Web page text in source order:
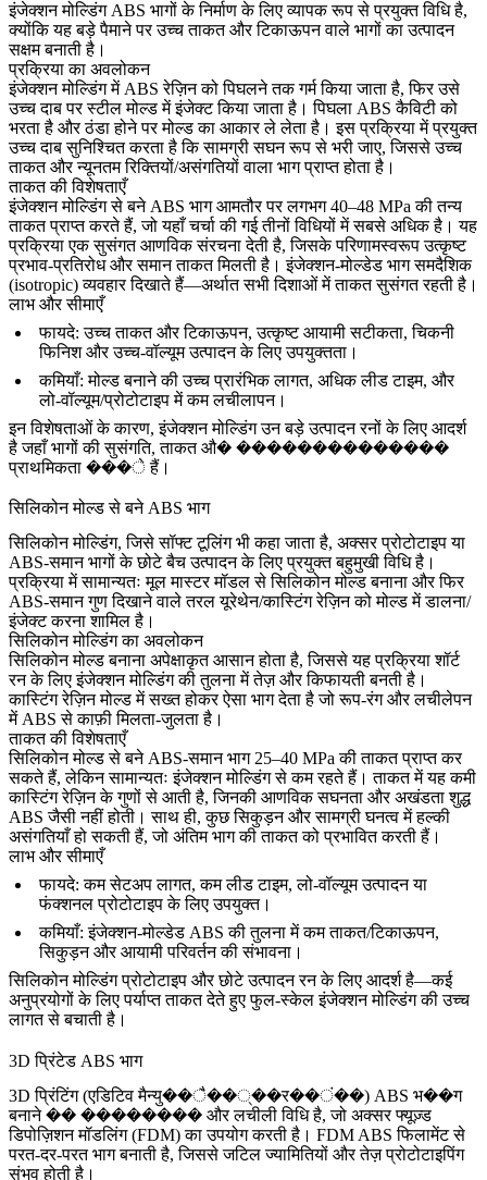
इंजेक्शन मोल्डिंगABS भागों के निर्माण के लिए व्यापक रूप से प्रयुक्त विधि है,
क्योंकि यह बड़े पैमाने पर उच्च ताकत और टिकाऊपन वाले भागों का उत्पादन
सक्षम बनाती है।
प्रक्रिया का अवलोकन
इंजेक्शन मोल्डिंग में ABS रेज़िन को पिघलने तक गर्म किया जाता है, फिर उसे
उच्च दाब पर स्टील मोल्ड में इंजेक्ट किया जाता है। पिघला ABS कैविटी को
भरता है और ठंडा होने पर मोल्ड का आकार ले लेता है। इस प्रक्रिया में प्रयुक्त
उच्च दाब सुनिश्चित करता है कि सामग्री सघन रूप से भरी जाए, जिससे उच्च
ताकत और न्यूनतम रिक्तियों/असंगतियों वाला भाग प्राप्त होता है।
ताकत की विशेषताएँ
इंजेक्शन मोल्डिंग से बने ABS भाग आमतौर पर लगभग 40–48 MPa की तन्य
ताकत प्राप्त करते हैं, जो यहाँ चर्चा की गई तीनों विधियों में सबसे अधिक है। यह
प्रक्रिया एक सुसंगत आणविक संरचना देती है, जिसके परिणामस्वरूप उत्कृष्ट
प्रभाव-प्रतिरोध और समान ताकत मिलती है। इंजेक्शन-मोल्डेड भाग समदैशिक
(isotropic) व्यवहार दिखाते हैं—अर्थात सभी दिशाओं में ताकत सुसंगत रहती है।
लाभ और सीमाएँ
फायदे: उच्च ताकत और टिकाऊपन, उत्कृष्ट आयामी सटीकता, चिकनी
फिनिश और उच्च-वॉल्यूम उत्पादन के लिए उपयुक्तता।
कमियाँ: मोल्ड बनाने की उच्च प्रारंभिक लागत, अधिक लीड टाइम, और
लो-वॉल्यूम/प्रोटोटाइप में कम लचीलापन।
इन विशेषताओं के कारण, इंजेक्शन मोल्डिंग उन बड़े उत्पादन रनों के लिए आदर्श
है जहाँ भागों की सुसंगति, ताकत औ� ��������������
प्राथमिकता ���े हैं।
सिलिकोन मोल्ड से बने ABS भाग
सिलिकोन मोल्डिंग, जिसे सॉफ्ट टूलिंग भी कहा जाता है, अक्सर प्रोटोटाइप या
ABS-समान भागों के छोटे बैच उत्पादन के लिए प्रयुक्त बहुमुखी विधि है।
प्रक्रिया में सामान्यतः मूल मास्टर मॉडल से सिलिकोन मोल्ड बनाना और फिर
ABS-समान गुण दिखाने वाले तरल यूरेथेन/कास्टिंग रेज़िन को मोल्ड में डालना/
इंजेक्ट करना शामिल है।
सिलिकोन मोल्डिंग का अवलोकन
सिलिकोन मोल्ड बनाना अपेक्षाकृत आसान होता है, जिससे यह प्रक्रिया शॉर्ट
रन के लिए इंजेक्शन मोल्डिंग की तुलना में तेज़ और किफायती बनती है।
कास्टिंग रेज़िन मोल्ड में सख्त होकर ऐसा भाग देता है जो रूप-रंग और लचीलेपन
में ABS से काफ़ी मिलता-जुलता है।
ताकत की विशेषताएँ
सिलिकोन मोल्ड से बने ABS-समान भाग 25–40 MPa की ताकत प्राप्त कर
सकते हैं, लेकिन सामान्यतः इंजेक्शन मोल्डिंग से कम रहते हैं। ताकत में यह कमी
कास्टिंग रेज़िन के गुणों से आती है, जिनकी आणविक सघनता और अखंडता शुद्ध
ABS जैसी नहीं होती। साथ ही, कुछ सिकुड़न और सामग्री घनत्व में हल्की
असंगतियाँ हो सकती हैं, जो अंतिम भाग की ताकत को प्रभावित करती हैं।
लाभ और सीमाएँ
फायदे: कम सेटअप लागत, कम लीड टाइम, लो-वॉल्यूम उत्पादन या
फंक्शनल प्रोटोटाइप के लिए उपयुक्त।
कमियाँ: इंजेक्शन-मोल्डेड ABS की तुलना में कम ताकत/टिकाऊपन,
सिकुड़न और आयामी परिवर्तन की संभावना।
सिलिकोन मोल्डिंगप्रोटोटाइप और छोटे उत्पादन रनके लिए आदर्श है—कई
अनुप्रयोगों के लिए पर्याप्त ताकत देते हुए फुल-स्केल इंजेक्शन मोल्डिंग की उच्च
लागत से बचाती है।
3D प्रिंटेड ABS भाग
3D प्रिंटिंग (एडिटिव मैन्यु��ै��्��र��ं��) ABS भ��ग
बनाने �� �������� और लचीली विधि है, जो अक्सर फ्यूज़्ड
डिपोज़िशन मॉडलिंग (FDM) का उपयोग करती है। FDM ABS फिलामेंट से
परत-दर-परत भाग बनाती है, जिससे जटिल ज्यामितियों और तेज़ प्रोटोटाइपिंग
संभव होती है।